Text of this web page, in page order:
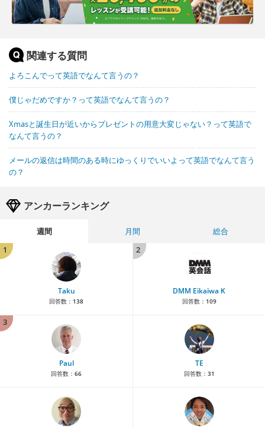
関連する質問
よろこんでって英語でなんて言うの？
僕じゃだめですか？って英語でなんて言うの？
Xmasと誕生日が近いからプレゼントの用意大変じゃない？って英語で
なんて言うの？
メールの返信は時間のある時にゆっくりでいいよって英語でなんて言う
の？
アンカーランキング
週間 月間
総合
1
Taku
回答数： 138
2
DMM Eikaiwa K
回答数： 109
3
Paul
回答数： 66
TE
回答数： 31